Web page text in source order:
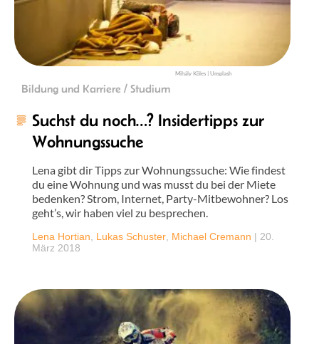
Mihály Köles | Unsplash
Bildung und Karriere / Studium
Suchst du noch…? Insidertipps zur
Wohnungssuche
Lena gibt dir Tipps zur Wohnungssuche: Wie findest
du eine Wohnung und was musst du bei der Miete
bedenken? Strom, Internet, Party-Mitbewohner? Los
geht’s, wir haben viel zu besprechen.
Lena Hortian Lukas Schuster Michael Cremann | 20.
März 2018